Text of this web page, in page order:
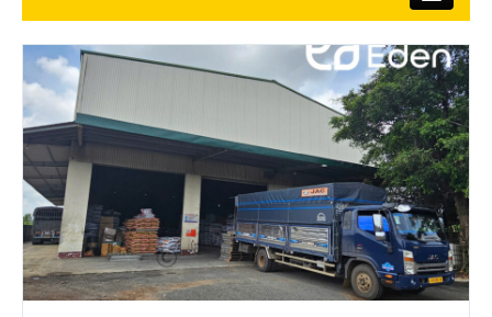
Trang chủ
Giới thiệu
Nhà đất bán
Đất ở
Nhà phố